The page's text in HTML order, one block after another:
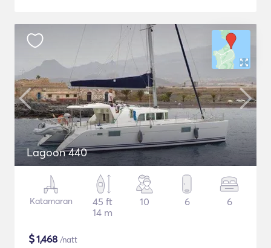
Lagoon 440
Katamaran
45 ft
14 m
10 6 6
$1,468 /natt